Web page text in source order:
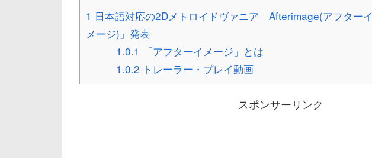
1 日本語対応の2Dメトロイドヴァニア「Afterimage(アフターイ
メージ)」発表
1.0.1
「アフターイメージ」とは
1.0.2 トレーラー・プレイ動画
スポンサーリンク